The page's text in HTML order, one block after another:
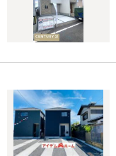
マ
イ
ペ
ー
ジ